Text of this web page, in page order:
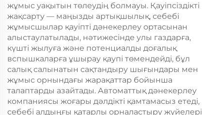
жұмыс уақытын төлеудің болмауы. Қауіпсіздікті
жақсарту — маңызды артықшылық, себебі
жұмысшылар қауіпті дәнекерлеу ортасынан
алыстаулатылады, нәтижесінде улы газдарға,
күшті жылуға және потенциалды доғалық
вспышкаларға ұшырау қаупі төмендейді, бұл
салық салынатын сақтандыру шығындары мен
жұмыс орнындағы жарақаттар бойынша
талаптарды азайтады. Автоматтық дәнекерлеу
компаниясы жоғары дәлдікті қамтамасыз етеді,
себебі алдыңғы қатарлы орналастыру жүйелері